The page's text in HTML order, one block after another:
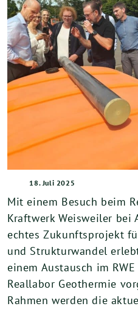
18. Juli 2025
Mit einem Besuch beim
Kraftwerk Weisweiler bei
echtes Zukunftsprojekt
und Strukturwandel
einem Austausch im
Reallabor Geothermie
Rahmen werden die